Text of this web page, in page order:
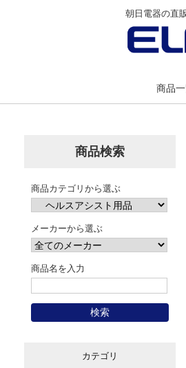
朝日電器の直
商品
商品検索
商品カテゴリから選ぶ
メーカーから選ぶ
商品名を入力
カテゴリ